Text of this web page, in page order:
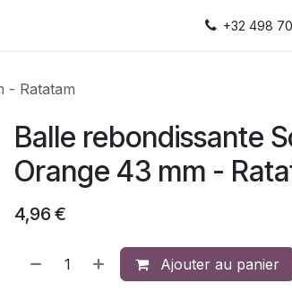
+32 498
- Ratatam
Balle rebondissante
Orange 43 mm -
4,96 €
Ajouter au panier